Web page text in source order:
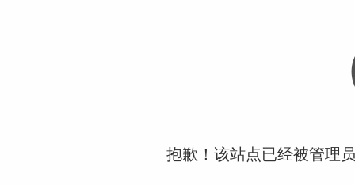
抱歉！该站点已经被管理